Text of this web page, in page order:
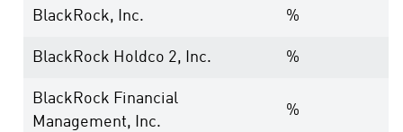
BlackRock, Inc. %
BlackRock Holdco 2, Inc. %
BlackRock Financial
Management, Inc.
%